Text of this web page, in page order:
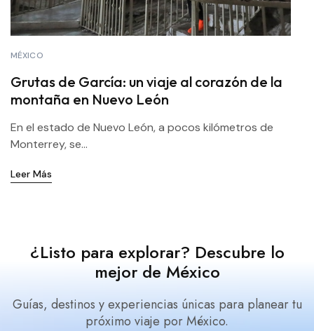
MÉXICO
Grutas de García: un viaje al corazón de la
montaña en Nuevo León
En el estado de Nuevo León, a pocos kilómetros de
Monterrey, se...
Leer Más
¿Listo para explorar? Descubre lo
mejor de México
Guías, destinos y experiencias únicas para planear tu
próximo viaje por México.